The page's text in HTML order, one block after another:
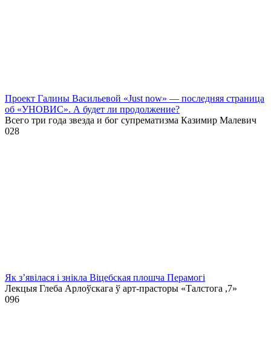
Проект Галины Васильевой «Just now» — последняя страница
об «УНОВИС». А будет ли продолжение?
Всего три года звезда и бог супрематизма Казимир Малевич
028
Як з’явілася і знікла Віцебская плошча Перамогі
Лекцыя Глеба Арлоўскага ў арт-прасторы «Талстога ,7»
096